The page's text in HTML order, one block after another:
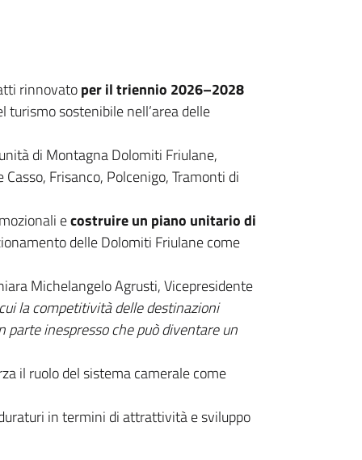
rinnovatoper il triennio 2026–2028
sostenibile nell’area delle
di Montagna Dolomiti Friulane,
Frisanco, Polcenigo, Tramonti di
ecostruire un piano unitario di
delle Dolomiti Friulane come
Michelangelo Agrusti, Vicepresidente
la competitività delle destinazioni
inespresso che può diventare un
il ruolo del sistema camerale come
in termini di attrattività e sviluppo